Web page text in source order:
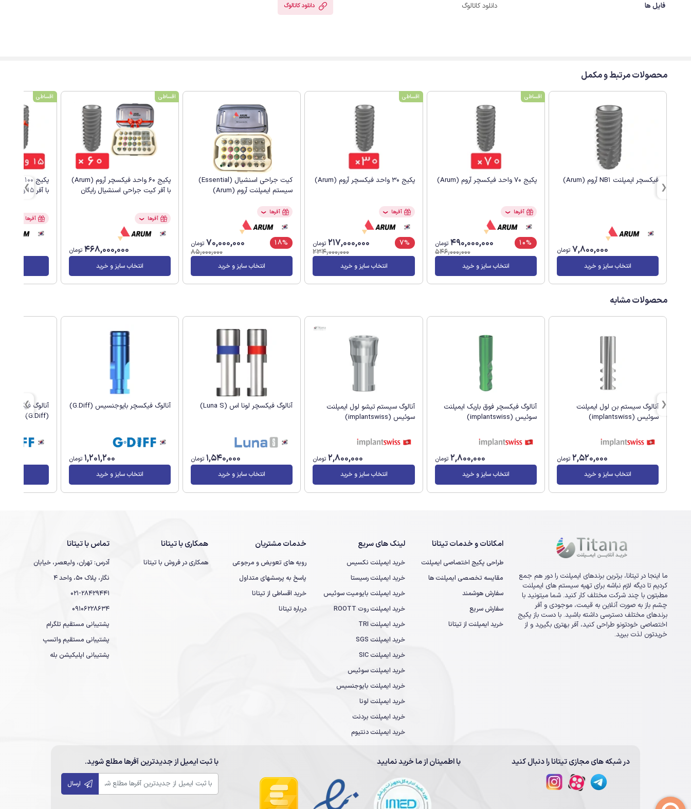
فایل ها دانلود کاتالوگ دانلود کاتالوگ
محصولات مرتبط و مکمل
فیکسچر ایمپلنت NB1 آروم (Arum)
7,800,000 تومان
انتخاب سایز و خرید
اقساطی
پکیج 70 واحد فیکسچر آروم (Arum)
آفرها ❯
10%
490,000,000 تومان
546,000,000
انتخاب سایز و خرید
اقساطی
پکیج 30 واحد فیکسچر آروم (Arum)
آفرها ❯
7%
217,000,000 تومان
234,000,000
انتخاب سایز و خرید
کیت جراحی اسنشیال (Essential)
سیستم ایمپلنت آروم (Arum)
آفرها ❯
18%
70,000,000 تومان
85,000,000
انتخاب سایز و خرید
اقساطی
پکیج 60 واحد فیکسچر آروم (Arum)
با آفر کیت جراحی اسنشیال رایگان
آفرها ❯
468,000,000 تومان
انتخاب سایز و خرید
اقساطی
با آفر 15 واحد فیکسچر رایگان
آفرها
محصولات مشابه
آنالوگ سیستم بن لول ایمپلنت
سوئیس (implantswiss)
2,520,000 تومان
انتخاب سایز و خرید
آنالوگ فیکسچر فوق باریک ایمپلنت
سوئیس (implantswiss)
2,800,000 تومان
انتخاب سایز و خرید
آنالوگ سیستم تیشو لول ایمپلنت
سوئیس (implantswiss)
2,800,000 تومان
انتخاب سایز و خرید
آنالوگ فیکسچر لونا اس (Luna S)
1,540,000 تومان
انتخاب سایز و خرید
آنالوگ فیکسچر بایوجنسیس (G.Diff)
1,201,200 تومان
انتخاب سایز و خرید
آنالوگ فیکسچر
(G.Diff)
ما اینجا در تیتانا، برترین برندهای ایمپلنت را دور هم جمع
کردیم تا دیگه لازم نباشه برای تهیه سیستم های ایمپلنت
مطبتون با چند شرکت مختلف کار کنید. شما میتونید با
چشم باز به صورت آنلاین به قیمت، موجودی و آفر
برندهای مختلف دسترسی داشته باشید. با دست باز پکیج
اختصاصی خودتونو طراحی کنید، آفر بهتری بگیرید و از
خریدتون لذت ببرید.
امکانات و خدمات تیتانا
طراحی پکیج اختصاصی ایمپلنت
مقایسه تخصصی ایمپلنت ها
سفارش هوشمند
سفارش سریع
خرید ایمپلنت از تیتانا
لینک های سریع
خرید ایمپلنت نکسیس
خرید ایمپلنت رسیستا
خرید ایمپلنت بایومیت سوئیس
خرید ایمپلنت روت ROOTT
خرید ایمپلنت TRI
خرید ایمپلنت SGS
خرید ایمپلنت SIC
خرید ایمپلنت سوئیس
خرید ایمپلنت بایوجنسیس
خرید ایمپلنت لونا
خرید ایمپلنت بردنت
خرید ایمپلنت دنتیوم
خدمات مشتریان
رویه های تعویض و مرجوعی
پاسخ به پرسشهای متداول
خرید اقساطی از تیتانا
درباره تیتانا
همکاری با تیتانا
همکاری در فروش با تیتانا
تماس با تیتانا
آدرس: تهران، ولیعصر، خیابان
نگار، پلاک 50، واحد 4
021-28429441
09106228634
پشتیبانی مستقیم تلگرام
پشتیبانی مستقیم واتسپ
پشتیبانی اپلیکیشن بله
در شبکه های مجازی تیتانا را دنبال کنید با اطمینان از ما خرید نمایید با ثبت ایمیل از جدیدترین آفرها مطلع شوید.